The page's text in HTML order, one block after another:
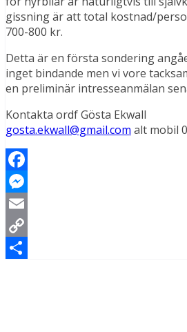
gissning är att total kostnad/
700-800 kr.
Detta är en första sondering
inget bindande men vi vore
en preliminär intresseanmälan
Kontakta ordf Gösta Ekwall
gosta.ekwall@gmail.com alt mobil
Facebook
Messenger
Email
Copy